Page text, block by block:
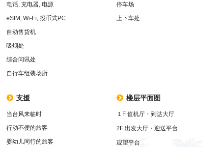
电话, 充电器, 电源
eSIM, Wi-Fi, 投币式PC
自动售货机
吸烟处
综合问讯处
自行车组装场所
停车场
上下车处
支援
当台风来临时
行动不便的旅客
婴幼儿同行的旅客
楼层平面图
１F 值机厅・到达大厅
2F 出发大厅・迎送平台
观望平台